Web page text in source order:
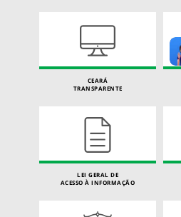
CEARÁ
TRANSPARENTE
LEI GERAL DE
ACESSO À INFORMAÇÃO